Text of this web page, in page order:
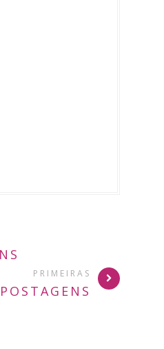
PRIMEIRAS
POSTAGENS